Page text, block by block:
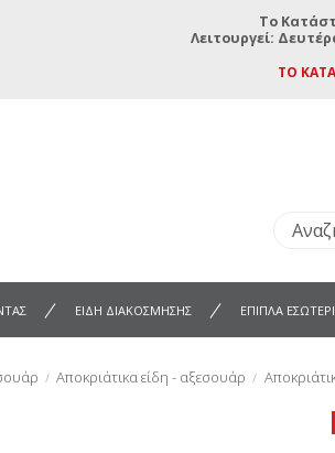
To
Λειτουργεί:
ΤΟ
ΕΙΔΗ ΔΙΑΚΟΣΜΗΣΗΣ ΕΠΙΠΛΑ
Αποκριάτικα είδη - αξεσουάρ